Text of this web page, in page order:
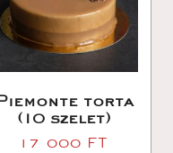
torta
(10 szelet)
17 000 FT